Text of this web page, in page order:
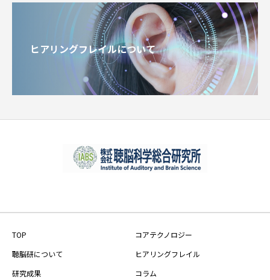
ヒアリングフレイルについて
TOP
コアテクノロジー
聴脳研について
ヒアリングフレイル
研究成果
コラム